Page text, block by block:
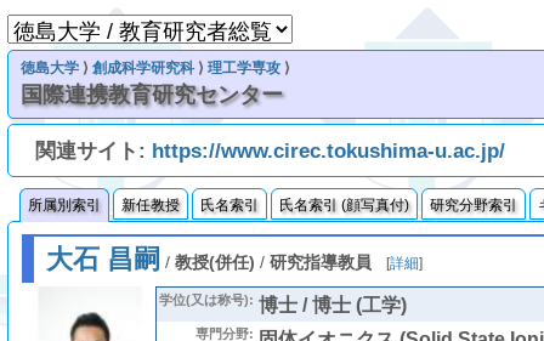
徳島大学 ⟩創成科学研究科 ⟩理工学専攻 ⟩
国際連携教育研究センター
関連サイト: https://www.cirec.tokushima-u.ac.jp/
所属別索引 新任教授 氏名索引 氏名索引 (顔写真付) 研究分野索引
大石 昌嗣 / 教授(併任) / 研究指導教員 [詳細]
学位(又は称号): 博士 / 博士 (工学)
専門分野: